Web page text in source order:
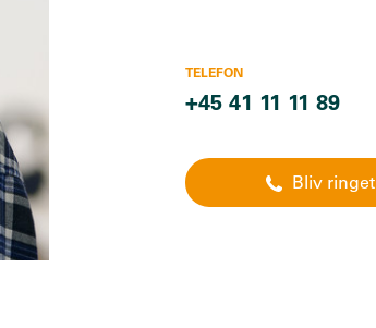
TELEFON
+45 41 11 11 89
Bliv